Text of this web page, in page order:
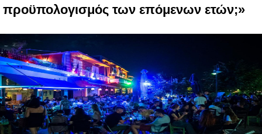
προϋπολογισμός των επόμενων ετών;»